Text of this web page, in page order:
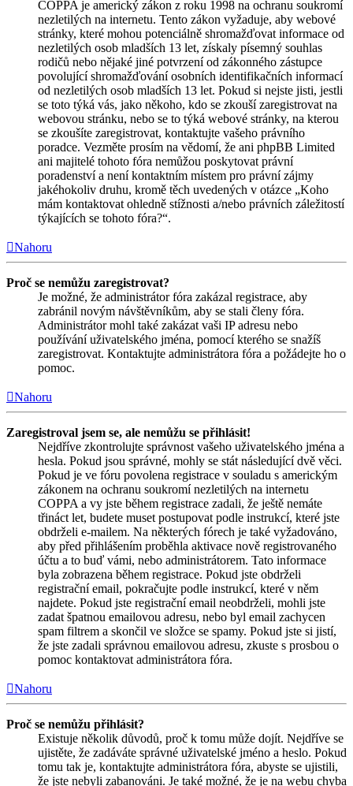
COPPA je americký zákon z roku 1998 na ochranu soukromí
nezletilých na internetu. Tento zákon vyžaduje, aby webové
stránky, které mohou potenciálně shromažďovat informace od
nezletilých osob mladších 13 let, získaly písemný souhlas
rodičů nebo nějaké jiné potvrzení od zákonného zástupce
povolující shromažďování osobních identifikačních informací
od nezletilých osob mladších 13 let. Pokud si nejste jisti, jestli
se toto týká vás, jako někoho, kdo se zkouší zaregistrovat na
webovou stránku, nebo se to týká webové stránky, na kterou
se zkoušíte zaregistrovat, kontaktujte vašeho právního
poradce. Vezměte prosím na vědomí, že ani phpBB Limited
ani majitelé tohoto fóra nemůžou poskytovat právní
poradenství a není kontaktním místem pro právní zájmy
jakéhokoliv druhu, kromě těch uvedených v otázce „Koho
mám kontaktovat ohledně stížnosti a/nebo právních záležitostí
týkajících se tohoto fóra?“.
Nahoru
Proč se nemůžu zaregistrovat?
Je možné, že administrátor fóra zakázal registrace, aby
zabránil novým návštěvníkům, aby se stali členy fóra.
Administrátor mohl také zakázat vaši IP adresu nebo
používání uživatelského jména, pomocí kterého se snažíš
zaregistrovat. Kontaktujte administrátora fóra a požádejte ho o
pomoc.
Nahoru
Zaregistroval jsem se, ale nemůžu se přihlásit!
Nejdříve zkontrolujte správnost vašeho uživatelského jména a
hesla. Pokud jsou správné, mohly se stát následující dvě věci.
Pokud je ve fóru povolena registrace v souladu s americkým
zákonem na ochranu soukromí nezletilých na internetu
COPPA a vy jste během registrace zadali, že ještě nemáte
třináct let, budete muset postupovat podle instrukcí, které jste
obdrželi e-mailem. Na některých fórech je také vyžadováno,
aby před přihlášením proběhla aktivace nově registrovaného
účtu a to buď vámi, nebo administrátorem. Tato informace
byla zobrazena během registrace. Pokud jste obdrželi
registrační email, pokračujte podle instrukcí, které v něm
najdete. Pokud jste registrační email neobdrželi, mohli jste
zadat špatnou emailovou adresu, nebo byl email zachycen
spam filtrem a skončil ve složce se spamy. Pokud jste si jistí,
že jste zadali správnou emailovou adresu, zkuste s prosbou o
pomoc kontaktovat administrátora fóra.
Nahoru
Proč se nemůžu přihlásit?
Existuje několik důvodů, proč k tomu může dojít. Nejdříve se
ujistěte, že zadáváte správné uživatelské jméno a heslo. Pokud
tomu tak je, kontaktujte administrátora fóra, abyste se ujistili,
že jste nebyli zabanováni. Je také možné, že je na webu chyba